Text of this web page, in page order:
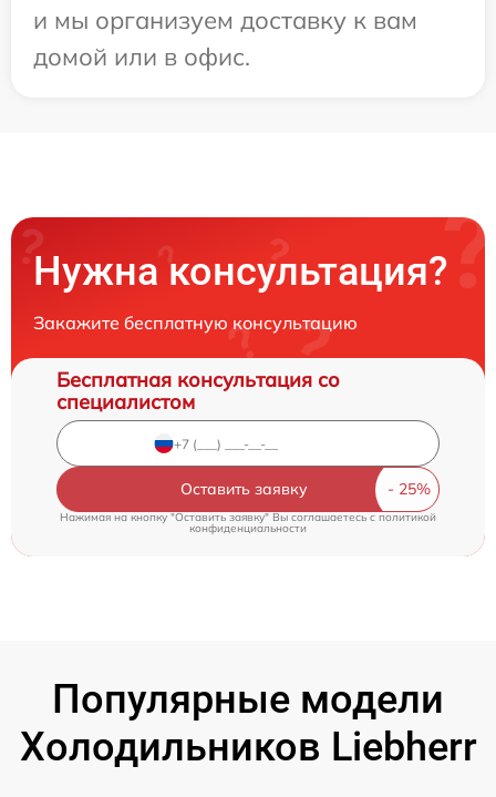
и мы организуем доставку к вам
домой или в офис.
Нужна консультация?
Закажите бесплатную консультацию
Бесплатная консультация со
специалистом
Оставить заявку
Нажимая на кнопку "Оставить заявку" Вы соглашаетесь cполитикой
конфиденциальности
Популярные модели
Холодильников Liebherr